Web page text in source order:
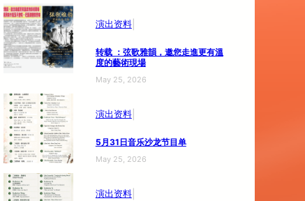
演出资料|
转载 ：弦歌雅韻，邀您走進更有溫
度的藝術現場
May 25, 2026
演出资料|
5月31日音乐沙龙节目单
May 25, 2026
演出资料|